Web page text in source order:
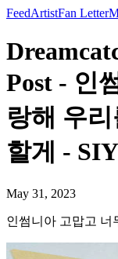
FeedArtistFan Letter
Post - 인
랑해 우
할게 -
May 31, 2023
인썸니아 고맙고 너